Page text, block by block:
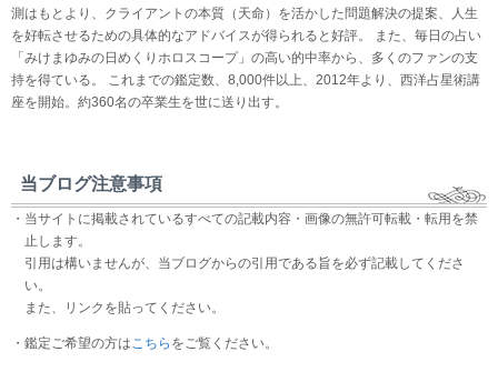
測はもとより、クライアントの本質（天命）を活かした問題解決の提案、人生
を好転させるための具体的なアドバイスが得られると好評。 また、毎日の占い
「みけまゆみの日めくりホロスコープ」の高い的中率から、多くのファンの支
持を得ている。 これまでの鑑定数、8,000件以上、2012年より、西洋占星術講
座を開始。約360名の卒業生を世に送り出す。
当ブログ注意事項
・当サイトに掲載されているすべての記載内容・画像の無許可転載・転用を禁
止します。
引用は構いませんが、当ブログからの引用である旨を必ず記載してくださ
い。
また、リンクを貼ってください。
・鑑定ご希望の方はこちら をご覧ください。